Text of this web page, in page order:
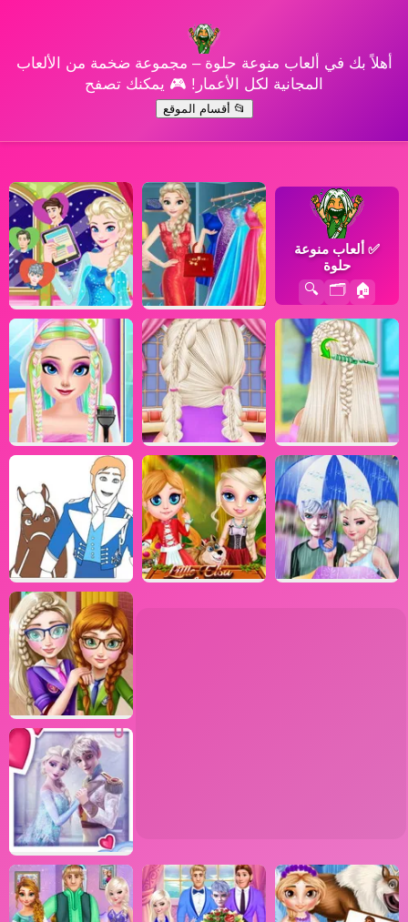
أهلاً بك في ألعاب منوعة حلوة – مجموعة ضخمة من الألعاب
المجانية لكل الأعمار! 🎮 يمكنك تصفح
📂 أقسام الموقع
✅ ألعاب منوعة
حلوة
🏠
🗂️
🔍